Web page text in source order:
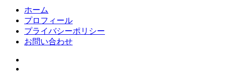
ホーム
プロフィール
プライバシーポリシー
お問い合わせ